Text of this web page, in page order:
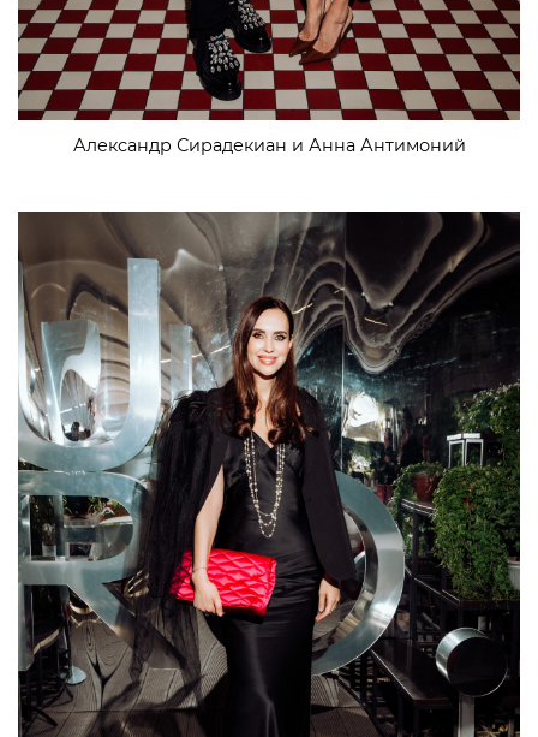
Александр Сирадекиан и Анна Антимоний